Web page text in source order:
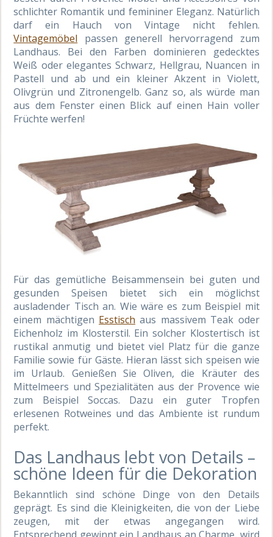
schlichter Romantik und femininer Eleganz. Natürlich
darf ein Hauch von Vintage nicht fehlen.
Vintagemöbel passen generell hervorragend zum
Landhaus. Bei den Farben dominieren gedecktes
Weiß oder elegantes Schwarz, Hellgrau, Nuancen in
Pastell und ab und ein kleiner Akzent in Violett,
Olivgrün und Zitronengelb. Ganz so, als würde man
aus dem Fenster einen Blick auf einen Hain voller
Früchte werfen!
Für das gemütliche Beisammensein bei guten und
gesunden Speisen bietet sich ein möglichst
ausladender Tisch an. Wie wäre es zum Beispiel mit
einem mächtigen Esstisch aus massivem Teak oder
Eichenholz im Klosterstil. Ein solcher Klostertisch ist
rustikal anmutig und bietet viel Platz für die ganze
Familie sowie für Gäste. Hieran lässt sich speisen wie
im Urlaub. Genießen Sie Oliven, die Kräuter des
Mittelmeers und Spezialitäten aus der Provence wie
zum Beispiel Soccas. Dazu ein guter Tropfen
erlesenen Rotweines und das Ambiente ist rundum
perfekt.
Das Landhaus lebt von Details –
schöne Ideen für die Dekoration
Bekanntlich sind schöne Dinge von den Details
geprägt. Es sind die Kleinigkeiten, die von der Liebe
zeugen, mit der etwas angegangen wird.